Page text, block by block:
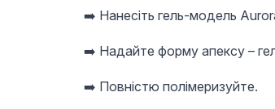
➡️ Нанесіть гель-модель
➡️ Надайте форму апексу –
➡️ Повністю полімеризуйте.